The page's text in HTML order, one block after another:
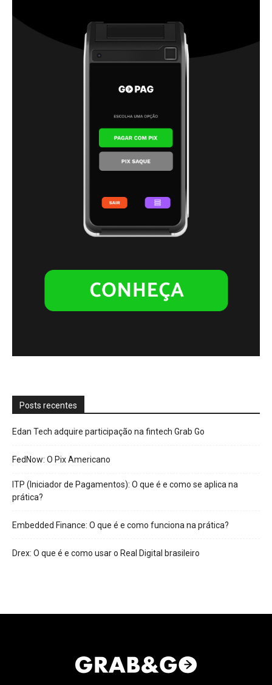
Posts recentes
Edan Tech adquire participação na fintech Grab Go
FedNow: O Pix Americano
ITP (Iniciador de Pagamentos): O que é e como se aplica na
prática?
Embedded Finance: O que é e como funciona na prática?
Drex: O que é e como usar o Real Digital brasileiro